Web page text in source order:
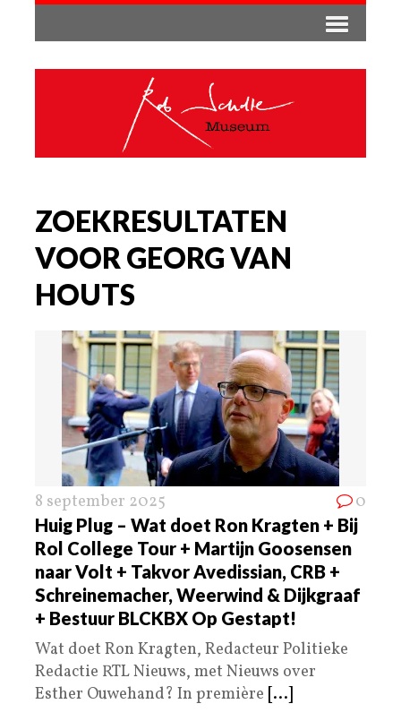
ZOEKRESULTATEN
VOOR GEORG VAN
HOUTS
8 september 2025 0
Huig Plug – Wat doet Ron Kragten + Bij
Rol College Tour + Martijn Goosensen
naar Volt + Takvor Avedissian, CRB +
Schreinemacher, Weerwind & Dijkgraaf
+ Bestuur BLCKBX Op Gestapt!
Wat doet Ron Kragten, Redacteur Politieke
Redactie RTL Nieuws, met Nieuws over
Esther Ouwehand? In première [...]